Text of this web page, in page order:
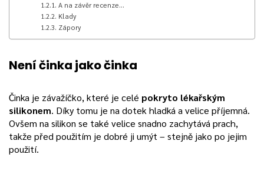
A na závěr recenze…
Klady
Zápory
Není činka jako činka
Činka je závažíčko, které je celé pokryto lékařským
silikonem. Díky tomu je na dotek hladká a velice příjemná.
Ovšem na silikon se také velice snadno zachytává prach,
takže před použitím je dobré ji umýt – stejně jako po jejim
použití.